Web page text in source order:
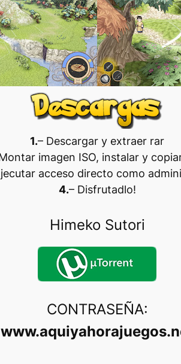
1.– Descargar y extraer rar
imagen ISO, instalar y
acceso directo como
4.– Disfrutadlo!
Himeko Sutori
CONTRASEÑA: